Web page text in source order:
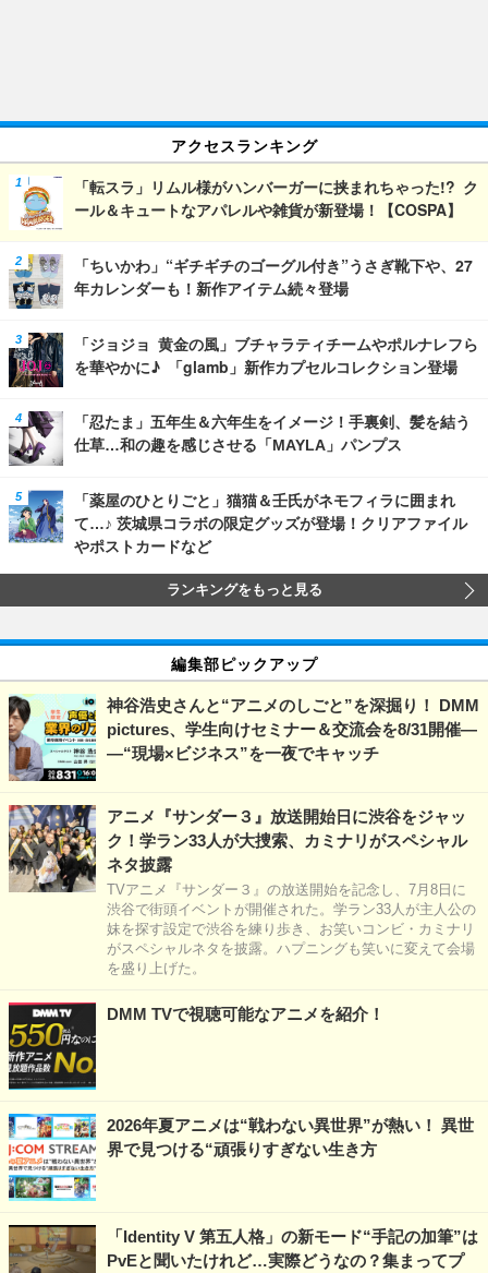
アクセスランキング
「転スラ」リムル様がハンバーガーに挟まれちゃった!? ク
ール＆キュートなアパレルや雑貨が新登場！【COSPA】
「ちいかわ」“ギチギチのゴーグル付き”うさぎ靴下や、27
年カレンダーも！新作アイテム続々登場
「ジョジョ 黄金の風」ブチャラティチームやポルナレフら
を華やかに♪ 「glamb」新作カプセルコレクション登場
「忍たま」五年生＆六年生をイメージ！手裏剣、髪を結う
仕草…和の趣を感じさせる「MAYLA」パンプス
「薬屋のひとりごと」猫猫＆壬氏がネモフィラに囲まれ
て…♪ 茨城県コラボの限定グッズが登場！クリアファイル
やポストカードなど
ランキングをもっと見る
編集部ピックアップ
神谷浩史さんと“アニメのしごと”を深掘り！ DMM
pictures、学生向けセミナー＆交流会を8/31開催―
―“現場×ビジネス”を一夜でキャッチ
アニメ『サンダー３』放送開始日に渋谷をジャッ
ク！学ラン33人が大捜索、カミナリがスペシャル
ネタ披露
TVアニメ『サンダー３』の放送開始を記念し、7月8日に
渋谷で街頭イベントが開催された。学ラン33人が主人公の
妹を探す設定で渋谷を練り歩き、お笑いコンビ・カミナリ
がスペシャルネタを披露。ハプニングも笑いに変えて会場
を盛り上げた。
DMM TVで視聴可能なアニメを紹介！
2026年夏アニメは“戦わない異世界”が熱い！ 異世
界で見つける“頑張りすぎない生き方
「Identity V 第五人格」の新モード“手記の加筆”は
PvEと聞いたけれど…実際どうなの？集まってプ